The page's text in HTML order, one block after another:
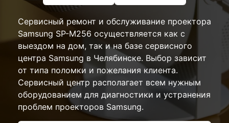
Сервисный ремонт и обслуживание проектора
Samsung SP-M256 осуществляется как с
выездом на дом, так и на базе сервисного
центра Samsung в Челябинске. Выбор зависит
от типа поломки и пожелания клиента.
Сервисный центр располагает всем нужным
оборудованием для диагностики и устранения
проблем проекторов Samsung.